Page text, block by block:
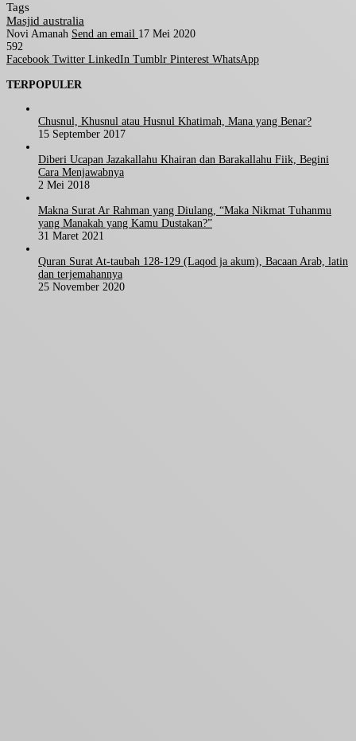
Tags
Masjid australia
Novi Amanah Send an email 17 Mei 2020
592
Facebook Twitter LinkedIn Tumblr Pinterest WhatsApp
TERPOPULER
Chusnul, Khusnul atau Husnul Khatimah, Mana yang Benar?
15 September 2017
Diberi Ucapan Jazakallahu Khairan dan Barakallahu Fiik, Begini
Cara Menjawabnya
2 Mei 2018
Makna Surat Ar Rahman yang Diulang, “Maka Nikmat Tuhanmu
yang Manakah yang Kamu Dustakan?”
31 Maret 2021
Quran Surat At-taubah 128-129 (Laqod ja akum), Bacaan Arab, latin
dan terjemahannya
25 November 2020